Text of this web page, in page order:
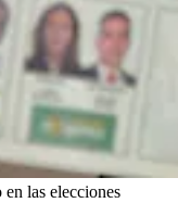
las elecciones